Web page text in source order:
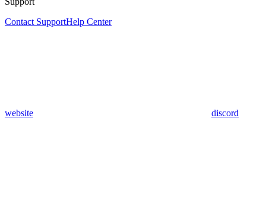
Contact SupportHelp Center
website discord